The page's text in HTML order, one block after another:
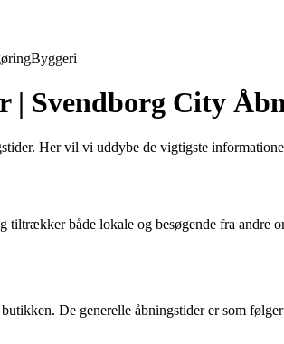
Byggeri
| Svendborg City
Her vil vi uddybe de vigtigste
både lokale og besøgende fra andre
De generelle åbningstider er som